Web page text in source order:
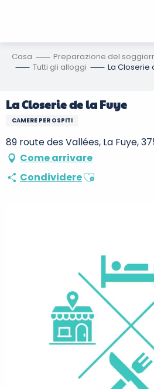
Casa Preparazione del
Tutti gli alloggi
La Closerie
La Closerie de la Fuye
CAMERE PER OSPITI
89 route des Vallées, La Fuye,
Come arrivare
CondividereAjouter aux